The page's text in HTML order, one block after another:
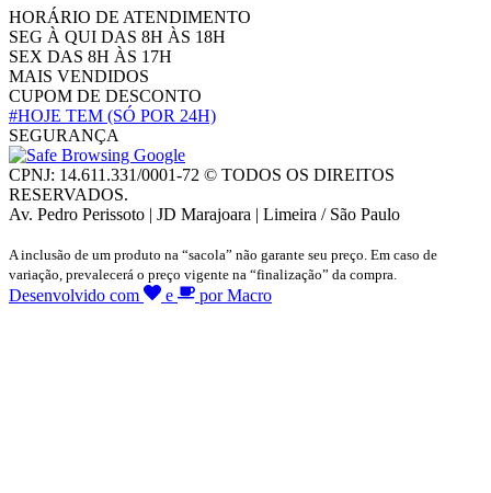
HORÁRIO DE ATENDIMENTO
SEG À QUI DAS 8H ÀS 18H
SEX DAS 8H ÀS 17H
MAIS VENDIDOS
CUPOM DE DESCONTO
#HOJE TEM (SÓ POR 24H)
SEGURANÇA
CPNJ: 14.611.331/0001-72 © TODOS OS DIREITOS
RESERVADOS.
Av. Pedro Perissoto | JD Marajoara | Limeira / São Paulo
A inclusão de um produto na “sacola” não garante seu preço. Em caso de
variação, prevalecerá o preço vigente na “finalização” da compra.
Desenvolvido com e por Macro